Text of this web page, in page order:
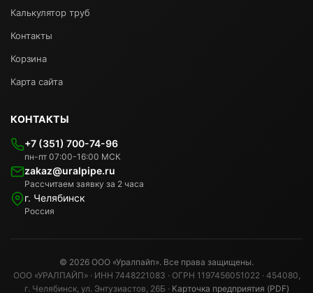
Калькулятор труб
Контакты
Корзина
Карта сайта
КОНТАКТЫ
+7 (351) 700-74-96
пн-пт 07:00-16:00 МСК
zakaz@uralpipe.ru
Рассчитаем заявку за 2 часа
г. Челябинск
Россия
© 2026 ООО «Уралпайп». Все права защищены.
ООО «УРАЛПАЙП» · ИНН 7448221083 · ОГРН 1197456051022 · 454080,
г. Челябинск, ул. Энтузиастов, 26Б · Карточка предприятия (PDF)